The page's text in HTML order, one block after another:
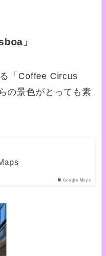
」
「Coffee Circus
の景色がとっても素
Google Maps